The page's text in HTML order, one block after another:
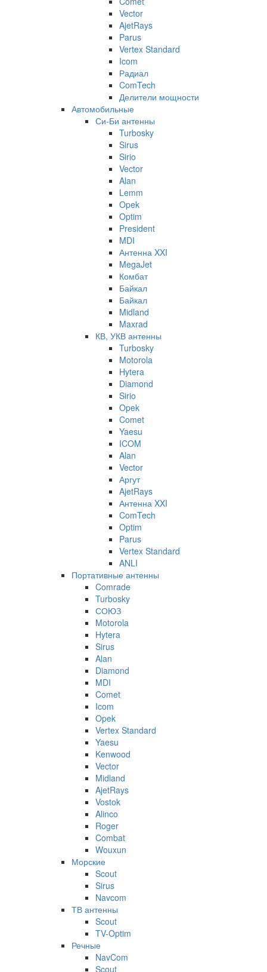
Vector
AjetRays
Parus
Vertex Standard
Icom
Радиал
ComTech
Делители мощности
Автомобильные
Си-Би антенны
Turbosky
Sirus
Sirio
Vector
Alan
Lemm
Opek
Optim
President
MDI
Антенна XXI
MegaJet
Комбат
Байкал
Байкал
Midland
Maxrad
КВ, УКВ антенны
Turbosky
Motorola
Hytera
Diamond
Sirio
Opek
Comet
Yaesu
ICOM
Alan
Vector
Аргут
AjetRays
Антенна XXI
ComTech
Optim
Parus
Vertex Standard
ANLI
Портативные антенны
Comrade
Turbosky
СОЮЗ
Motorola
Hytera
Sirus
Alan
Diamond
MDI
Comet
Icom
Opek
Vertex Standard
Yaesu
Kenwood
Vector
Midland
AjetRays
Vostok
Alinco
Roger
Combat
Wouxun
Морские
Scout
Sirus
Navcom
ТВ антенны
Scout
TV-Optim
Речные
NavCom
Scout